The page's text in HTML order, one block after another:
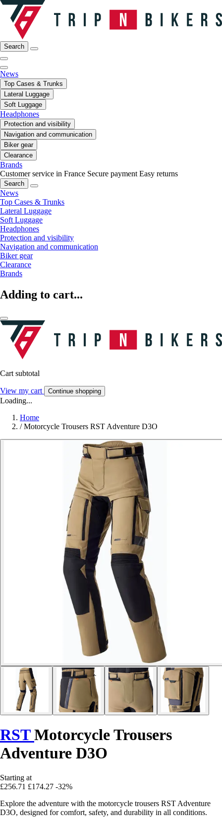
Search
News
Top Cases & Trunks
Lateral Luggage
Soft Luggage
Headphones
Protection and visibility
Navigation and communication
Biker gear
Clearance
Brands
Customer service in France Secure payment Easy returns
Search
News
Top Cases & Trunks
Lateral Luggage
Soft Luggage
Headphones
Protection and visibility
Navigation and communication
Biker gear
Clearance
Brands
Adding to cart...
Cart subtotal
View my cart Continue shopping
Loading...
Home
/ Motorcycle Trousers RST Adventure D3O
RSTMotorcycle Trousers
Adventure D3O
Starting at
£256.71 £174.27 -32%
Explore the adventure with the motorcycle trousers RST Adventure
D3O, designed for comfort, safety, and durability in all conditions.